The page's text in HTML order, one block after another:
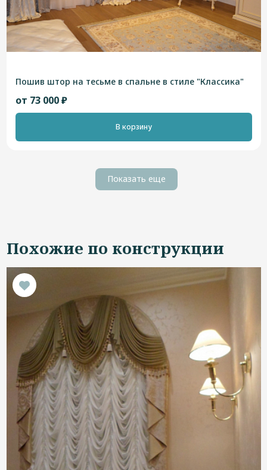
Пошив штор на тесьме в спальне в стиле "Классика"
от 73 000 ₽
В корзину
Показать еще
Похожие по конструкции